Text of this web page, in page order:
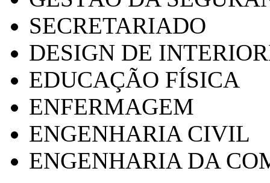
SECRETARIADO
DESIGN DE
EDUCAÇÃO FÍSICA
ENFERMAGEM
ENGENHARIA CIVIL
ENGENHARIA DA